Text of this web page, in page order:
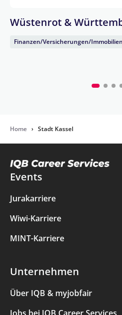
Wüstenrot &
Finanzen/Versicherungen/Immobilien
Home › Stadt Kassel
Events
Jurakarriere
Wiwi-Karriere
MINT-Karriere
Unternehmen
Über IQB & myjobfair